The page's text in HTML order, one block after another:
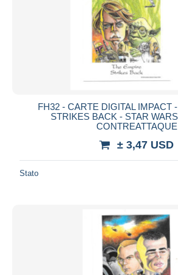
FH32 - CARTE DIGITAL IMPACT
STRIKES BACK - STAR
CONTREATTAQUE
± 3,47 USD
Stato